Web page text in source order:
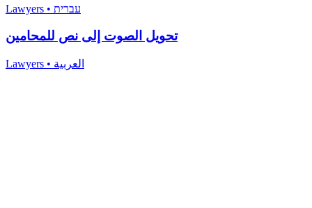
Lawyers • עברית
تحويل الصوت إلى نص للمحامين
Lawyers • العربية